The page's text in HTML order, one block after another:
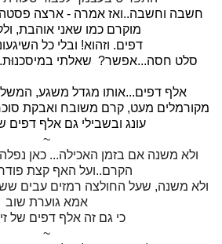
חשבה וחשבה..ואז אמרה - ארצה פסטה
מוקרם כמו שאני אוהבת,
דפים. וזהוא! ובלי כל
סלט חסה...אפשר? שאלתי
אלף דפים...אותו מגדל משגע,
מקורמלים מעט, קרם משובח ואבקת
עונג ובשבילי גם אלף דפים
~
ולא משנה אם בזמן האכילה... כאן
הקרם..ועל האף קצת
ולא משנה, שעל החולצה רמזים עבים
אמא גוערת שוב
כי גם זה אלף דפים של
~